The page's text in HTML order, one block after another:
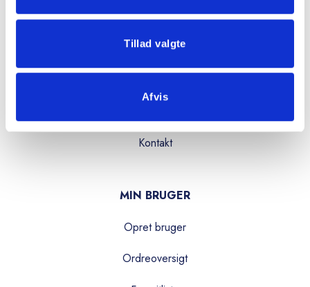
Tillad valgte
Afvis
Produkter
Services
Kontakt
MIN BRUGER
Opret bruger
Ordreoversigt